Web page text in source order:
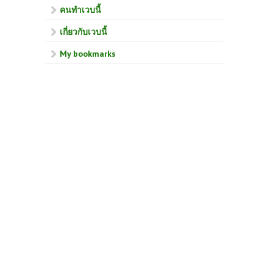
คนทำเวบนี้
เกี่ยวกับเวบนี้
My bookmarks